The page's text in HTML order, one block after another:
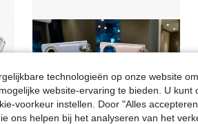
technologieën op onze website
website-ervaring te bieden. U kunt
voorkeur instellen. Door "Alles
ons helpen bij het analyseren van het